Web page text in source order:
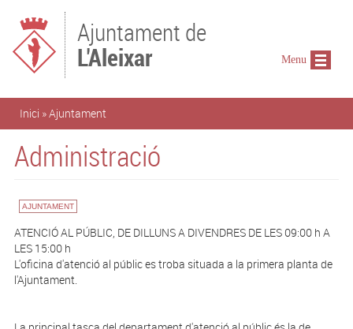
Ajuntament de
L'Aleixar
Esteu aquí
Inici »Ajuntament
Administració
AJUNTAMENT
ATENCIÓ AL PÚBLIC, DE DILLUNS A DIVENDRES DE LES 09:00 h A
LES 15:00 h
L'oficina d'atenció al públic es troba situada a la primera planta de
l'Ajuntament.
Menu